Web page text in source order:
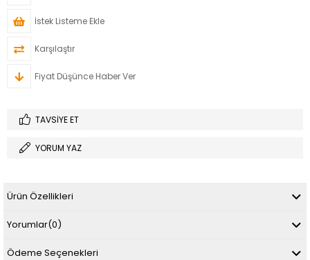
İstek Listeme Ekle
Karşılaştır
Fiyat Düşünce Haber Ver
TAVSIYE ET
YORUM YAZ
Ürün Özellikleri
Yorumlar(0)
Ödeme Seçenekleri